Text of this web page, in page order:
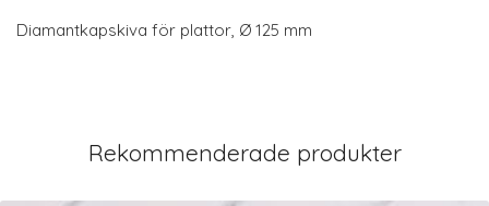
Diamantkapskiva för plattor, Ø 125 mm
Rekommenderade produkter